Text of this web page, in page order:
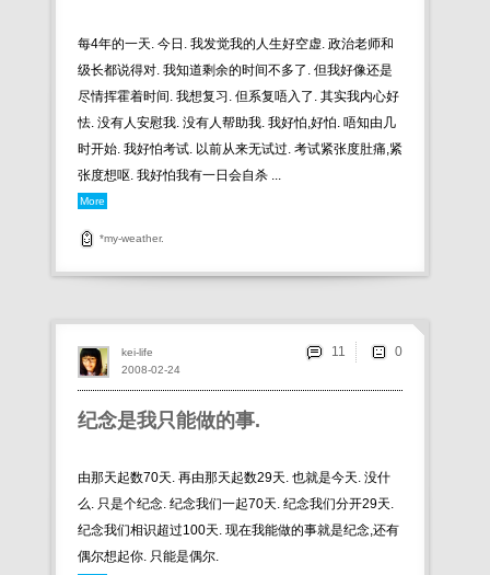
每4年的一天. 今日. 我发觉我的人生好空虚. 政治老师和
级长都说得对. 我知道剩余的时间不多了. 但我好像还是
尽情挥霍着时间. 我想复习. 但系复唔入了. 其实我内心好
怯. 没有人安慰我. 没有人帮助我. 我好怕,好怕. 唔知由几
时开始. 我好怕考试. 以前从来无试过. 考试紧张度肚痛,紧
张度想呕. 我好怕我有一日会自杀 ...
More
*my-weather.
纪念是我只能做的事.
由那天起数70天. 再由那天起数29天. 也就是今天. 没什
么. 只是个纪念. 纪念我们一起70天. 纪念我们分开29天.
纪念我们相识超过100天. 现在我能做的事就是纪念,还有
偶尔想起你. 只能是偶尔.
2008-02-24
kei-life 11